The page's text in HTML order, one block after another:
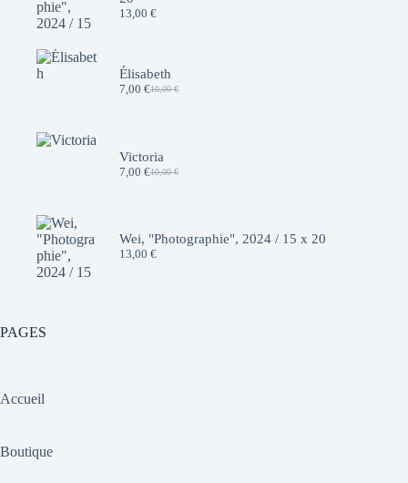
13,00 €
Élisabeth
10,00€
Le
10,00 €.
7,00 €Le
7,00 €.
Victoria
10,00€
Le
10,00 €.
7,00 €Le
7,00 €.
Wei, "Photographie", 2024 / 15 x 20
13,00 €
PAGES
Accueil
Boutique